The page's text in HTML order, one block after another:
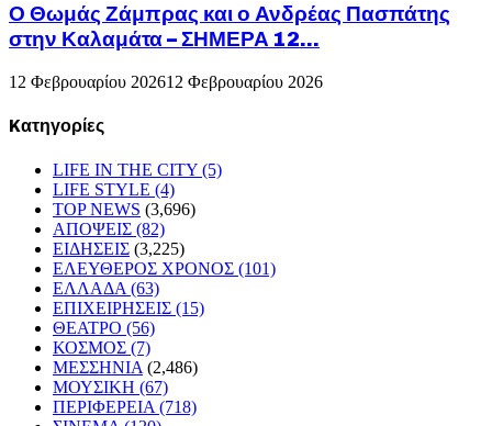
Ο Θωμάς Ζάμπρας και ο Ανδρέας Πασπάτης
στην Καλαμάτα – ΣΗΜΕΡΑ 12...
12 Φεβρουαρίου 202612 Φεβρουαρίου 2026
Kατηγορίες
LIFE IN THE CITY (5)
LIFE STYLE (4)
TOP NEWS (3,696)
ΑΠΟΨΕΙΣ (82)
ΕΙΔΗΣΕΙΣ (3,225)
ΕΛΕΥΘΕΡΟΣ ΧΡΟΝΟΣ (101)
ΕΛΛΑΔΑ (63)
ΕΠΙΧΕΙΡΗΣΕΙΣ (15)
ΘΕΑΤΡΟ (56)
ΚΟΣΜΟΣ (7)
ΜΕΣΣΗΝΙΑ (2,486)
ΜΟΥΣΙΚΗ (67)
ΠΕΡΙΦΕΡΕΙΑ (718)